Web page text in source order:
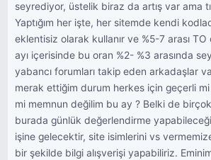
seyrediyor, üstelik biraz da artış var ama
Yaptığım her işte, her sitemde kendi
eklentisiz olarak kullanır ve %5-7 arası TO
ayı içerisinde bu oran %2- %3 arasında
yabancı forumları takip eden arkadaşlar
merak ettiğim durum herkes için geçerli
mi memnun değilim bu ay ? Belki de birçok
burada günlük değerlendirme
işine gelecektir, site isimlerini vs
bir şekilde bilgi alışverişi yapabiliriz.